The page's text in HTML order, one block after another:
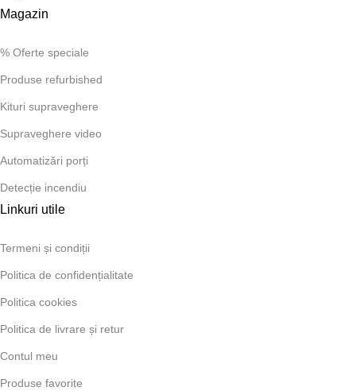
Magazin
% Oferte speciale
Produse refurbished
Kituri supraveghere
Supraveghere video
Automatizări porți
Detecție incendiu
Linkuri utile
Termeni și condiții
Politica de confidențialitate
Politica cookies
Politica de livrare și retur
Contul meu
Produse favorite